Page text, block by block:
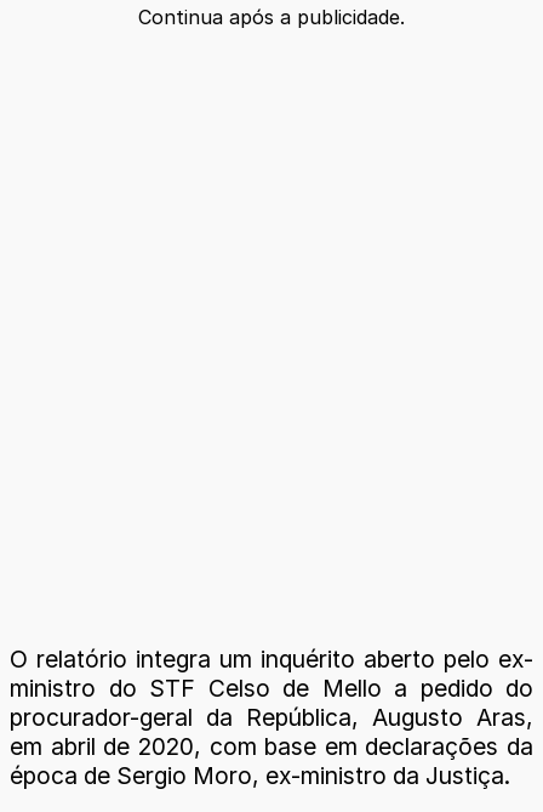
Continua após a publicidade.
O relatório integra um inquérito aberto pelo ex-
ministro do STF Celso de Mello a pedido do
procurador-geral da República, Augusto Aras,
em abril de 2020, com base em declarações da
época de Sergio Moro, ex-ministro da Justiça.